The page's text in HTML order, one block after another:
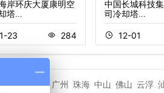
岸环庆大厦康明空
塔…
23 284
中国长城科技
司冷却塔…
12-01
市 潮州市 广州 珠海 中山 佛山 云浮